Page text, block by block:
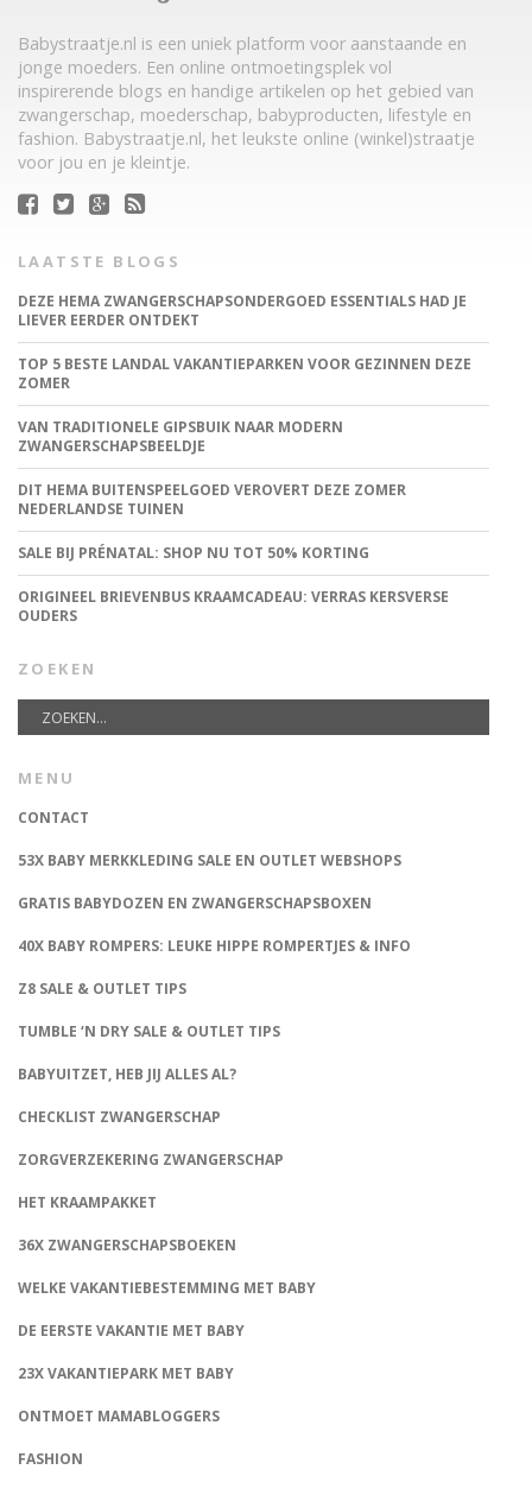
Babystraatje.nl is een uniek platform voor aanstaande en
jonge moeders. Een online ontmoetingsplek vol
inspirerende blogs en handige artikelen op het gebied van
zwangerschap, moederschap, babyproducten, lifestyle en
fashion. Babystraatje.nl, het leukste online (winkel)straatje
voor jou en je kleintje.
LAATSTE BLOGS
DEZE HEMA ZWANGERSCHAPSONDERGOED ESSENTIALS HAD JE
LIEVER EERDER ONTDEKT
TOP 5 BESTE LANDAL VAKANTIEPARKEN VOOR GEZINNEN DEZE
ZOMER
VAN TRADITIONELE GIPSBUIK NAAR MODERN
ZWANGERSCHAPSBEELDJE
DIT HEMA BUITENSPEELGOED VEROVERT DEZE ZOMER
NEDERLANDSE TUINEN
SALE BIJ PRÉNATAL: SHOP NU TOT 50% KORTING
ORIGINEEL BRIEVENBUS KRAAMCADEAU: VERRAS KERSVERSE
OUDERS
ZOEKEN
MENU
CONTACT
53X BABY MERKKLEDING SALE EN OUTLET WEBSHOPS
GRATIS BABYDOZEN EN ZWANGERSCHAPSBOXEN
40X BABY ROMPERS: LEUKE HIPPE ROMPERTJES & INFO
Z8 SALE & OUTLET TIPS
TUMBLE ‘N DRY SALE & OUTLET TIPS
BABYUITZET, HEB JIJ ALLES AL?
CHECKLIST ZWANGERSCHAP
ZORGVERZEKERING ZWANGERSCHAP
HET KRAAMPAKKET
36X ZWANGERSCHAPSBOEKEN
WELKE VAKANTIEBESTEMMING MET BABY
DE EERSTE VAKANTIE MET BABY
23X VAKANTIEPARK MET BABY
ONTMOET MAMABLOGGERS
FASHION